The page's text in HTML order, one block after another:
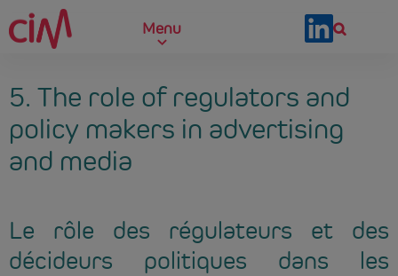
Skip to main content
Menu
5. The role of regulators and
policy makers in advertising
and media
Le rôle des régulateurs et des
décideurs politiques dans les